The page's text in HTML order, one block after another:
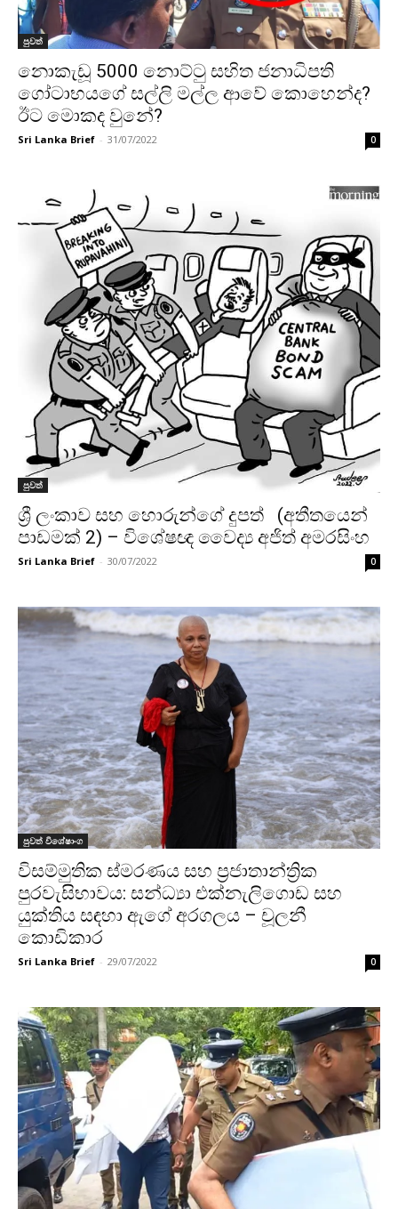
පුවත්
නොකැඩූ 5000 නොට්ටු සහිත ජනාධිපති
ගෝටාභයගේ සල්ලි මල්ල ආවේ කොහෙන්ද?
ඊට මොකද වුනේ?
Sri Lanka Brief - 31/07/2022 0
පුවත්
ශ්‍රී ලංකාව සහ හොරුන්ගේ දුපත් (අතීතයෙන්
පාඩමක් 2) – විශේෂඥ වෛද්‍ය අජිත් අමරසිංහ
Sri Lanka Brief - 30/07/2022 0
පුවත් විශේෂාංග
විසම්මුතික ස්මරණය සහ ප්‍රජාතාන්ත්‍රික
පුරවැසිභාවය: සන්ධ්‍යා එක්නැලිගොඩ සහ
යුක්තිය සඳහා ඇගේ අරගලය – චූලනී
කොඩිකාර
Sri Lanka Brief - 29/07/2022 0